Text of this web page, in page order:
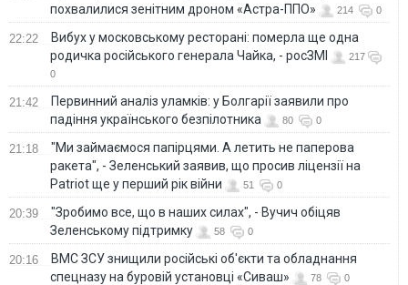
похвалилися зенітним дроном «Астра-ППО»
214 0
22:22
Вибух у московському ресторані: померла ще одна
родичка російського генерала Чайка, - росЗМІ
217
0
21:42
Первинний аналіз уламків: у Болгарії заявили про
падіння українського безпілотника
80 0
21:18
"Ми займаємося папірцями. А летить не паперова
ракета", - Зеленський заявив, що просив ліцензії на
Patriot ще у перший рік війни
51 0
20:39
"Зробимо все, що в наших силах", - Вучич обіцяв
Зеленському підтримку
58 0
20:16
ВМС ЗСУ знищили російські об'єкти та обладнання
спецназу на буровій установці «Сиваш»
78 0